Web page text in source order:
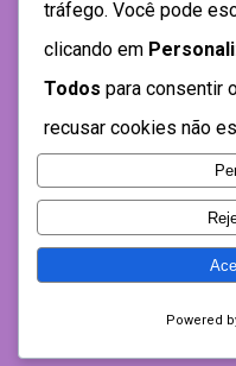
tráfego. Você pode
clicando em
Todos para consentir
recusar cookies não
Powered